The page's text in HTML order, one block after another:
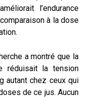
l’endurance
à la dose
a montré que la
réduisait la tension
autant chez ceux qui
de ce jus. Aucun